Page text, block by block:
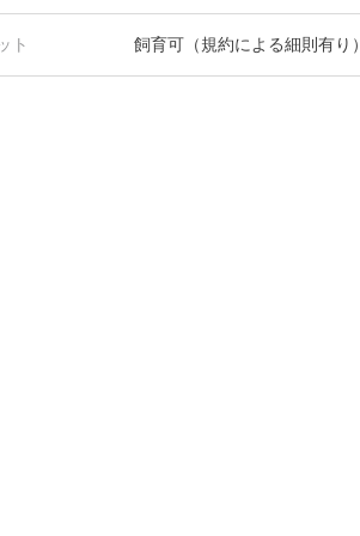
ト 飼育可（規約による細則有り）